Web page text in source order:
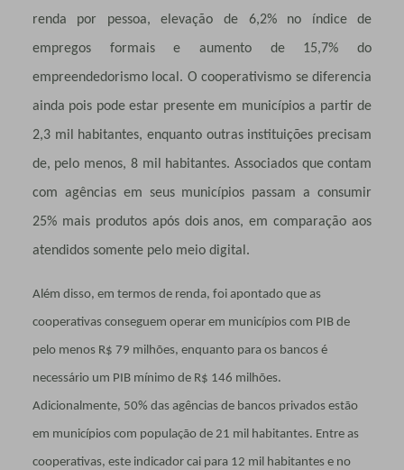
renda por pessoa, elevação de 6,2% no índice de
empregos formais e aumento de 15,7% do
empreendedorismo local. O cooperativismo se diferencia
ainda pois pode estar presente em municípios a partir de
2,3 mil habitantes, enquanto outras instituições precisam
de, pelo menos, 8 mil habitantes. Associados que contam
com agências em seus municípios passam a consumir
25% mais produtos após dois anos, em comparação aos
atendidos somente pelo meio digital.
Além disso, em termos de renda, foi apontado que as
cooperativas conseguem operar em municípios com PIB de
pelo menos R$ 79 milhões, enquanto para os bancos é
necessário um PIB mínimo de R$ 146 milhões.
Adicionalmente, 50% das agências de bancos privados estão
em municípios com população de 21 mil habitantes. Entre as
cooperativas, este indicador cai para 12 mil habitantes e no